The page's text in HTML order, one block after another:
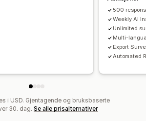
500
Weekly AI
Unlimited
Multi-
Export
Automated
i USD. Gjentagende og bruksbaserte
30. dag. Se alle prisalternativer